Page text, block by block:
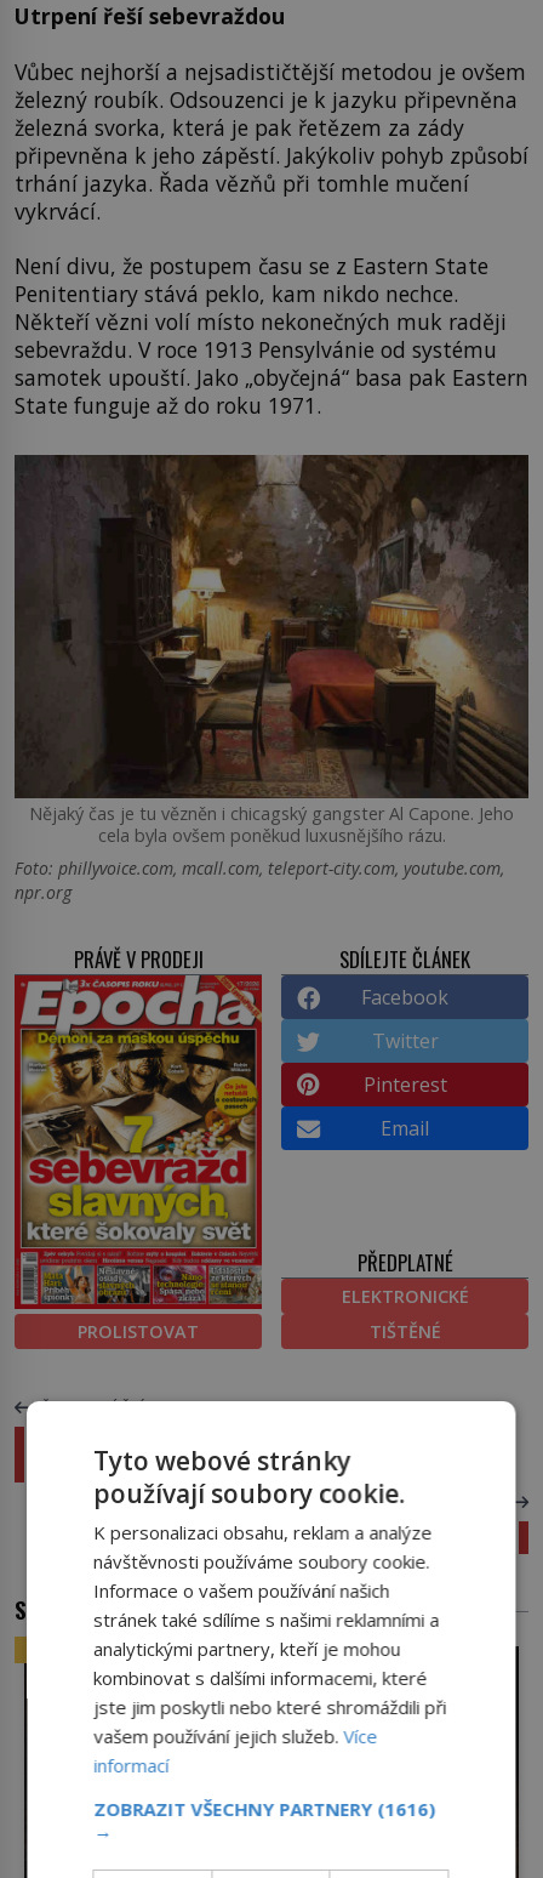
Utrpení řeší sebevraždou
Vůbec nejhorší a nejsadističtější metodou je ovšem
železný roubík. Odsouzenci je k jazyku připevněna
železná svorka, která je pak řetězem za zády
připevněna k jeho zápěstí. Jakýkoliv pohyb způsobí
trhání jazyka. Řada vězňů při tomhle mučení
vykrvácí.
Není divu, že postupem času se z Eastern State
Penitentiary stává peklo, kam nikdo nechce.
Někteří vězni volí místo nekonečných muk raději
sebevraždu. V roce 1913 Pensylvánie od systému
samotek upouští. Jako „obyčejná“ basa pak Eastern
State funguje až do roku 1971.
Nějaký čas je tu vězněn i chicagský gangster Al Capone. Jeho
cela byla ovšem poněkud luxusnějšího rázu.
Foto: phillyvoice.com, mcall.com, teleport-city.com, youtube.com,
npr.org
PRÁVĚ V PRODEJI
PROLISTOVAT
SDÍLEJTE ČLÁNEK
Facebook
Twitter
Pinterest
Email
PŘEDPLATNÉ
ELEKTRONICKÉ
TIŠTĚNÉ
PŘEDCHOZÍ ČLÁNEK
stříbrňáky!
Nikola Tesla: Génius, co předběhl svou dobu
SOUVISEJÍCÍ ČLÁNKY
ZAJÍMAVOSTI
Tyto webové stránky
používají soubory cookie.
K personalizaci obsahu, reklam a analýze
návštěvnosti používáme soubory cookie.
Informace o vašem používání našich
stránek také sdílíme s našimi reklamními a
analytickými partnery, kteří je mohou
kombinovat s dalšími informacemi, které
jste jim poskytli nebo které shromáždili při
vašem používání jejich služeb.Více
informací
ZOBRAZIT VŠECHNY PARTNERY (1616)
→